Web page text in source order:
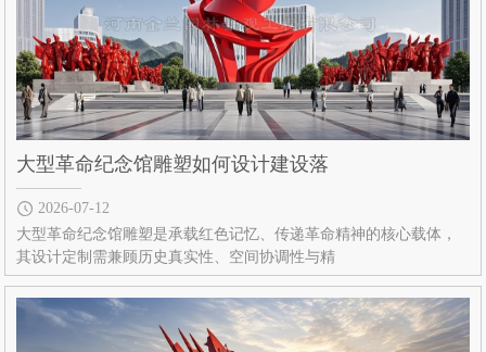
大型革命纪念馆雕塑如何设计建设落
2026-07-12
大型革命纪念馆雕塑是承载红色记忆、传递革命精神的核心载体，
其设计定制需兼顾历史真实性、空间协调性与精